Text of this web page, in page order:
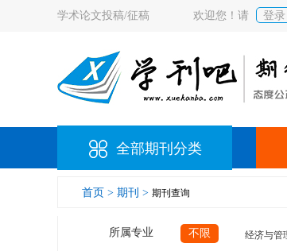
学术论文投稿/征稿 欢迎您！请 登录
全部期刊分类
首页 > 期刊 > 期刊查询
所属专业 不限 经济与管